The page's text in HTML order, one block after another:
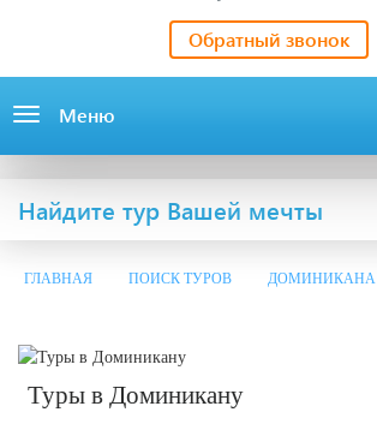
Обратный звонок
Меню
Найдите тур Вашей мечты
ГЛАВНАЯ ПОИСК ТУРОВ ДОМИНИКАНА
Туры в Доминикану